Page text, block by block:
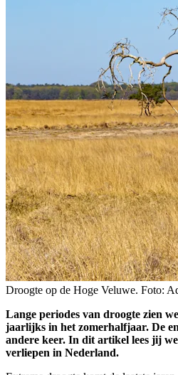
Droogte op de Hoge Veluwe. Foto:
Lange periodes van droogte zien
jaarlijks in het zomerhalfjaar. De
andere keer. In dit artikel lees jij
verliepen in Nederland.